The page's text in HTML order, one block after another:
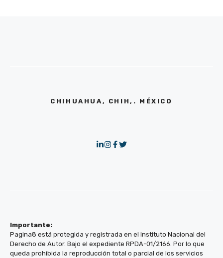
CHIHUAHUA, CHIH,. MÉXICO
Importante:
Pagina8 está protegida y registrada en el Instituto Nacional del
Derecho de Autor. Bajo el expediente RPDA-01/2166. Por lo que
queda prohibida la reproducción total o parcial de los servicios